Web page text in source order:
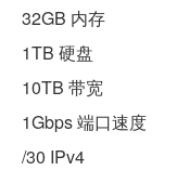
32GB 内存
1TB 硬盘
10TB 带宽
1Gbps 端口速度
/30 IPv4